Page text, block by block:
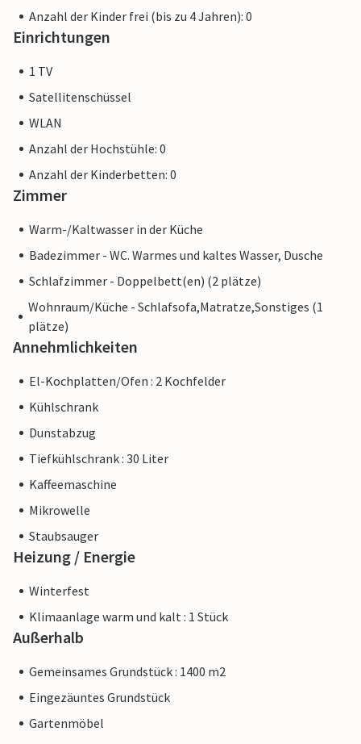
Anzahl der Kinder frei (bis zu 4 Jahren): 0
Einrichtungen
1 TV
Satellitenschüssel
WLAN
Anzahl der Hochstühle: 0
Anzahl der Kinderbetten: 0
Zimmer
Warm-/Kaltwasser in der Küche
Badezimmer - WC. Warmes und kaltes Wasser, Dusche
Schlafzimmer - Doppelbett(en) (2 plätze)
Wohnraum/Küche - Schlafsofa,Matratze,Sonstiges (1
plätze)
Annehmlichkeiten
El-Kochplatten/Ofen : 2 Kochfelder
Kühlschrank
Dunstabzug
Tiefkühlschrank : 30 Liter
Kaffeemaschine
Mikrowelle
Staubsauger
Heizung / Energie
Winterfest
Klimaanlage warm und kalt : 1 Stück
Außerhalb
Gemeinsames Grundstück : 1400 m2
Eingezäuntes Grundstück
Gartenmöbel